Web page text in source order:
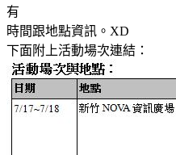
有
時間跟地點資訊。XD
下面附上活動場次連結：